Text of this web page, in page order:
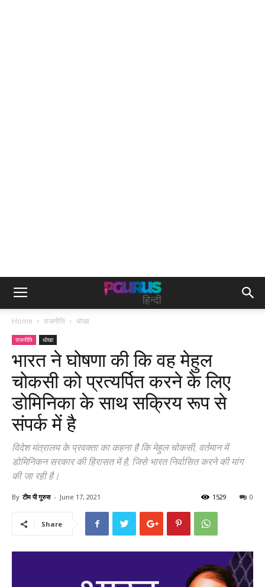
Home राजनीति धोखा
राजनीति धोखा
भारत ने घोषणा की कि वह मेहुल
चोकसी को प्रत्यर्पित करने के लिए
डोमिनिका के साथ सक्रिय रूप से
संपर्क में है
विदेश मंत्रालय के प्रवक्ता का कहना है कि मेहुल चोकसी, वर्तमान में
डोमिनिकन सरकार की हिरासत में है, जिसे भारत निर्वासित करने की मांग
की जा रही है।
By टीम पी गुरुस - June 17, 2021 0
1529
Share